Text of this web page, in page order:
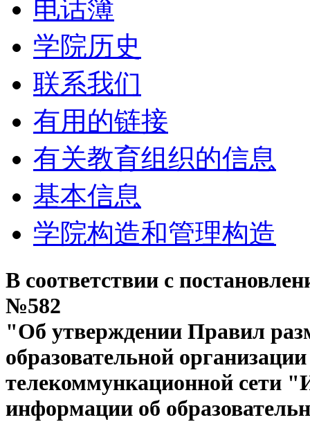
电话簿
学院历史
联系我们
有用的链接
有关教育组织的信息
基本信息
学院构造和管理构造
В соответствии с
№582
"Об утверждении Правил
образовательной
телекоммункационной сети
информации об